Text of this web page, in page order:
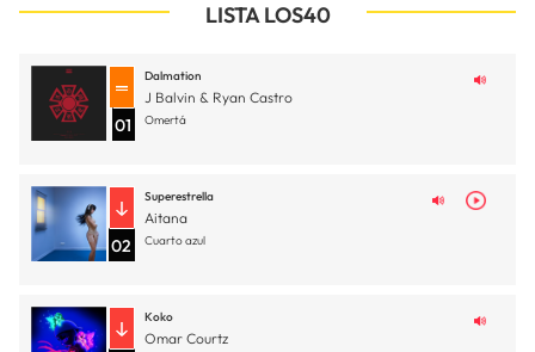
LISTA LOS40
01
Dalmation
J Balvin & Ryan Castro
Omertá
02
Superestrella
Aitana
Cuarto azul
Koko
Omar Courtz